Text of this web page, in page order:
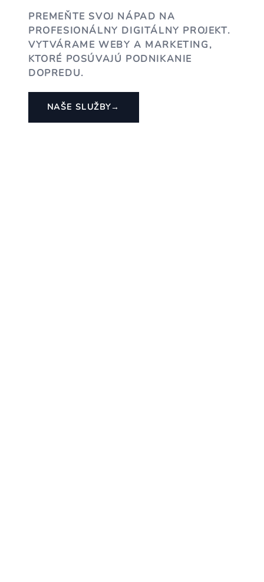
PREMEŇTE SVOJ NÁPAD NA
PROFESIONÁLNY DIGITÁLNY PROJEKT.
VYTVÁRAME WEBY A MARKETING,
KTORÉ POSÚVAJÚ PODNIKANIE
DOPREDU.
NAŠE SLUŽBY→